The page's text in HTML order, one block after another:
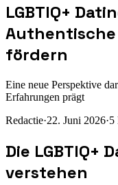
LGBTIQ+
fördern
Eine neue Perspektive
Erfahrungen prägt
Redactie·22. Juni 2026·5
Die LGBTIQ+
verstehen